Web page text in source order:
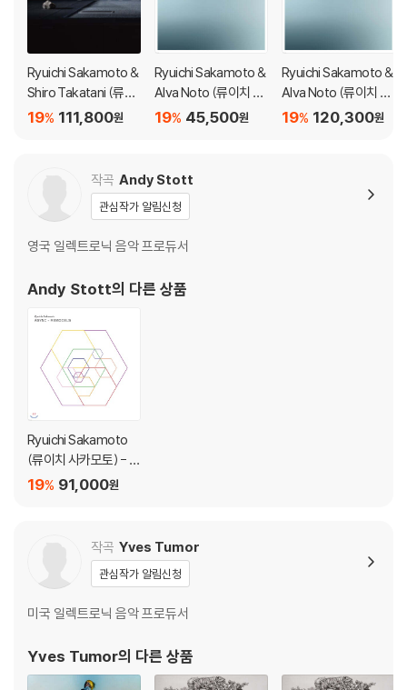
Ryuichi Sakamoto &
Shiro Takatani (류이
치 사카모토 & 타카타
111,800원
19%
Ryuichi Sakamoto &
Alva Noto (류이치 사
카모토 & 알바 노토) -
45,500원
19%
Ryuichi Sakamoto &
Alva Noto (류이치 사
카모토 & 알바 노토) -
120,300원
19%
작곡 Andy Stott
관심작가 알림신청
영국 일렉트로닉 음악 프로듀서
Andy Stott의 다른 상품
Ryuichi Sakamoto
(류이치 사카모토) - A
sync Remodels [2L
91,000원
19%
작곡 Yves Tumor
관심작가 알림신청
미국 일렉트로닉 음악 프로듀서
Yves Tumor의 다른 상품